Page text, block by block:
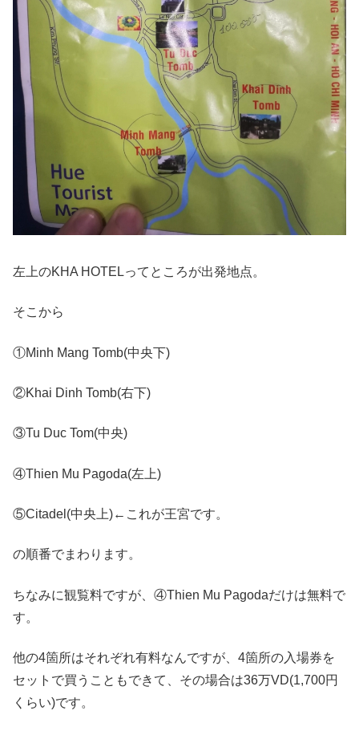
左上のKHA HOTELってところが出発地点。
そこから
①Minh Mang Tomb(中央下)
②Khai Dinh Tomb(右下)
③Tu Duc Tom(中央)
④Thien Mu Pagoda(左上)
⑤Citadel(中央上)←これが王宮です。
の順番でまわります。
ちなみに観覧料ですが、④Thien Mu Pagodaだけは無料で
す。
他の4箇所はそれぞれ有料なんですが、4箇所の入場券を
セットで買うこともできて、その場合は36万VD(1,700円
くらい)です。